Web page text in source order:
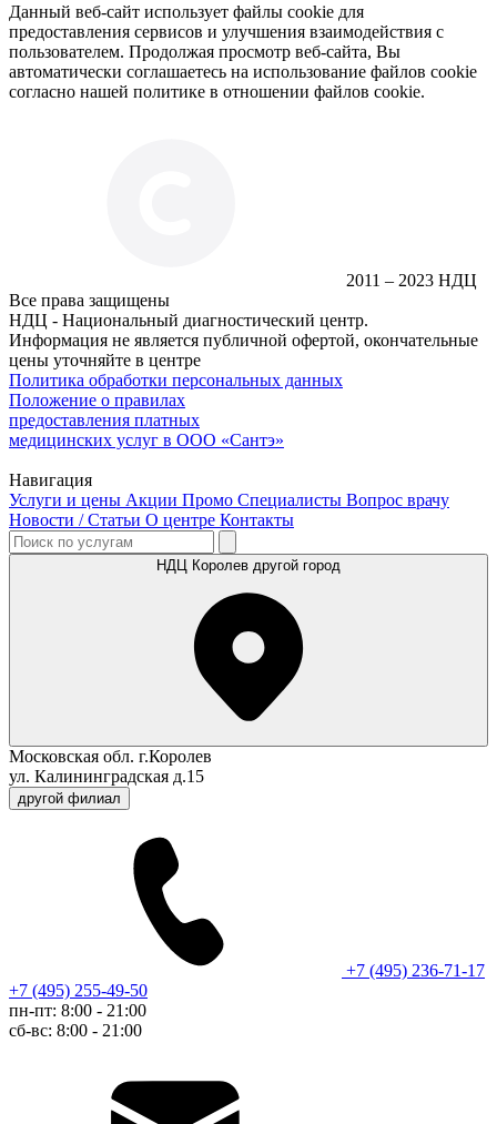
Данный веб-сайт использует файлы cookie для
предоставления сервисов и улучшения взаимодействия с
пользователем. Продолжая просмотр веб-сайта, Вы
автоматически соглашаетесь на использование файлов cookie
согласно нашей политике в отношении файлов cookie.
2011 – 2023 НДЦ
Все права защищены
НДЦ - Национальный диагностический центр.
Информация не является публичной офертой, окончательные
цены уточняйте в центре
Политика обработки персональных данных
Положение о правилах
предоставления платных
медицинских услуг в ООО «Сантэ»
Навигация
Услуги и цены Акции Промо Специалисты Вопрос врачу
Новости / Статьи О центре Контакты
НДЦ Королев другой город
Московская обл. г.Королев
ул. Калининградская д.15
другой филиал
+7 (495) 236-71-17
+7 (495) 255-49-50
пн-пт: 8:00 - 21:00
сб-вс: 8:00 - 21:00